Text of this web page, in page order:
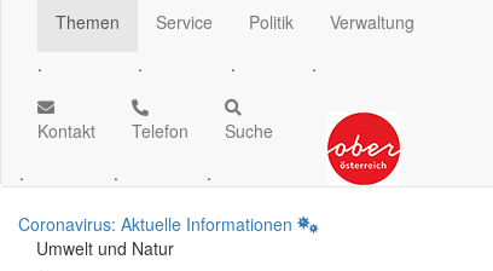
Themen
.
Service
.
Politik
.
Verwaltung
.
Kontakt
.
Telefon
.
Suche
.
Coronavirus: Aktuelle Informationen
Umwelt und Natur